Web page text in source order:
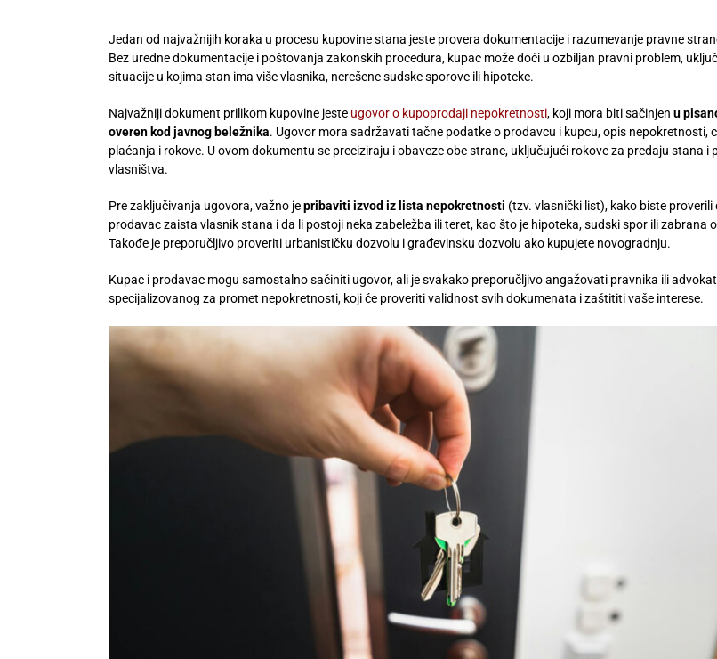
Jedan od najvažnijih koraka u procesu kupovine stana jeste provera dokumentacije i razumevanje pravne
Bez uredne dokumentacije i poštovanja zakonskih procedura, kupac može doći u ozbiljan pravni problem,
situacije u kojima stan ima više vlasnika, nerešene sudske sporove ili hipoteke.
Najvažniji dokument prilikom kupovine jeste ugovor o kupoprodaji nepokretnosti, koji mora biti sačinjen u
overen kod javnog beležnika. Ugovor mora sadržavati tačne podatke o prodavcu i kupcu, opis nepokretnosti,
plaćanja i rokove. U ovom dokumentu se preciziraju i obaveze obe strane, uključujući rokove za predaju stana i
vlasništva.
Pre zaključivanja ugovora, važno jepribaviti izvod iz lista nepokretnosti (tzv. vlasnički list), kako biste proverili
prodavac zaista vlasnik stana i da li postoji neka zabeležba ili teret, kao što je hipoteka, sudski spor ili zabrana
Takođe je preporučljivo proveriti urbanističku dozvolu i građevinsku dozvolu ako kupujete novogradnju.
Kupac i prodavac mogu samostalno sačiniti ugovor, ali je svakako preporučljivo angažovati pravnika ili
specijalizovanog za promet nepokretnosti, koji će proveriti validnost svih dokumenata i zaštititi vaše interese.